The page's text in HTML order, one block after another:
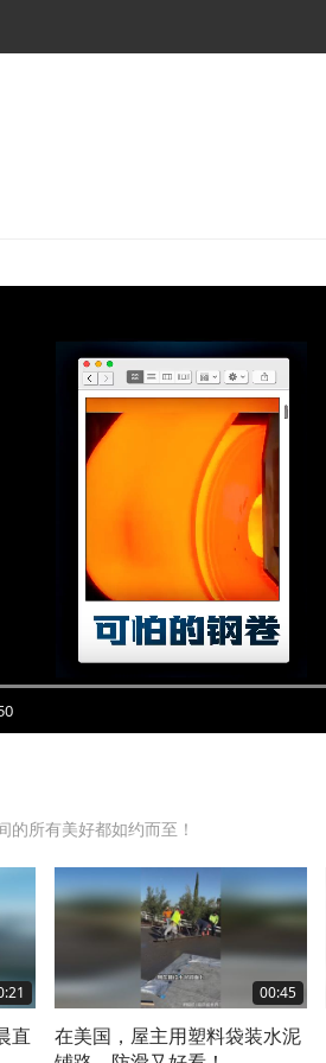
的所有美好都如约而至！
直
00:45
在美国，屋主用塑料袋装水泥